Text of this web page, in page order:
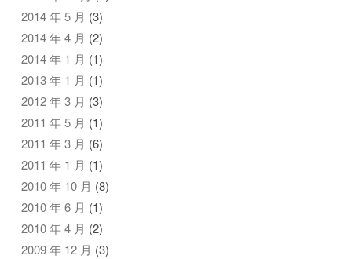
2014 年 5 月 (3)
2014 年 4 月 (2)
2014 年 1 月 (1)
2013 年 1 月 (1)
2012 年 3 月 (3)
2011 年 5 月 (1)
2011 年 3 月 (6)
2011 年 1 月 (1)
2010 年 10 月 (8)
2010 年 6 月 (1)
2010 年 4 月 (2)
2009 年 12 月 (3)